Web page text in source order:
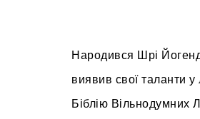
Народився Шрі
виявив свої таланти
Біблію Вільнодумних